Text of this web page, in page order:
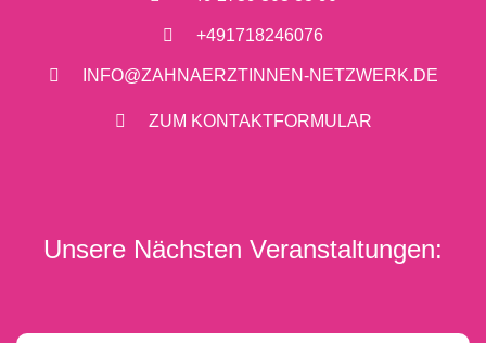
+491718246076
INFO@ZAHNAERZTINNEN-NETZWERK.DE
ZUM KONTAKTFORMULAR
Unsere Nächsten Veranstaltungen: